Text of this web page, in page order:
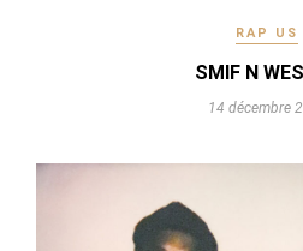
RAP US
SMIF N
14 décembre